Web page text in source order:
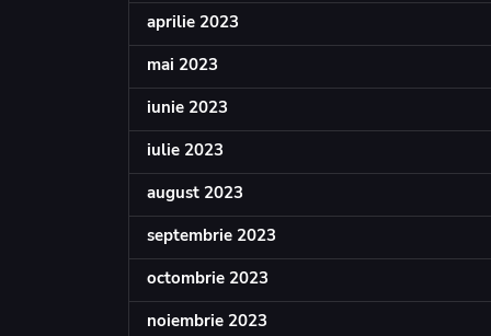
aprilie 2023
mai 2023
iunie 2023
iulie 2023
august 2023
septembrie 2023
octombrie 2023
noiembrie 2023